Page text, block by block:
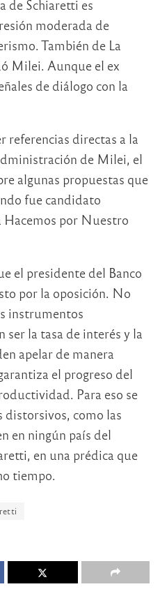
de Schiaretti es
moderada de
También de La
Milei. Aunque el ex
de diálogo con la
referencias directas a la
de Milei, el
algunas propuestas que
fue candidato
Hacemos por Nuestro
el presidente del Banco
por la oposición. No
instrumentos
ser la tasa de interés y la
apelar de manera
el progreso del
Para eso se
como las
en ningún país del
en una prédica que
tiempo.